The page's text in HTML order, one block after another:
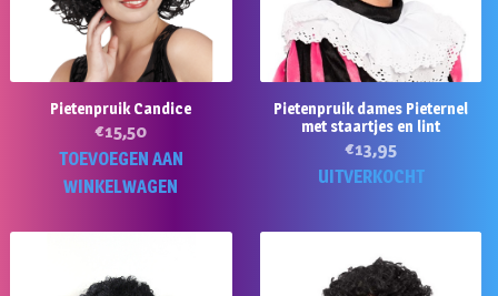
Pietenpruik Candice
€15,50
TOEVOEGEN AAN
WINKELWAGEN
Pietenpruik dames Pieternel
met staartjes en lint
€13,95
UITVERKOCHT